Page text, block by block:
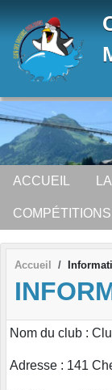
ACCUEIL
COMPÉTITIONS
Accueil
Nom du club :
Adresse : 141